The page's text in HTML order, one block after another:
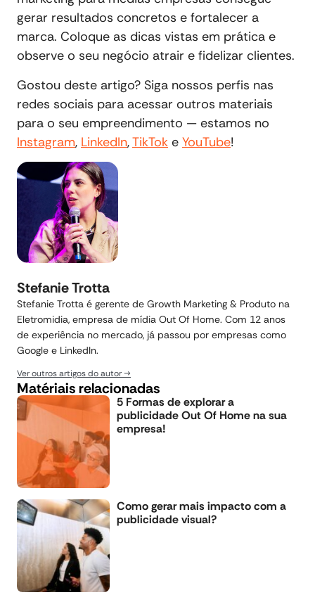
gerar resultados concretos e fortalecer a
marca. Coloque as dicas vistas em prática e
observe o seu negócio atrair e fidelizar clientes.
Gostou deste artigo? Siga nossos perfis nas
redes sociais para acessar outros materiais
para o seu empreendimento — estamos no
Instagram, LinkedIn,TikTok e YouTube!
Stefanie Trotta
Stefanie Trotta é gerente de Growth Marketing & Produto na
Eletromidia, empresa de mídia Out Of Home. Com 12 anos
de experiência no mercado, já passou por empresas como
Google e LinkedIn.
Ver outros artigos do autor
Matériais relacionadas
5 Formas de explorar a
publicidade Out Of Home na sua
empresa!
Como gerar mais impacto com a
publicidade visual?